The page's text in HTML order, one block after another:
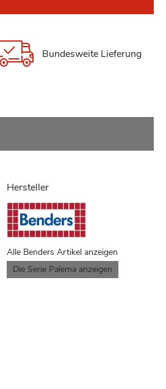
Bundesweite Lieferung
Hersteller
Alle Benders Artikel anzeigen
Die Serie Palema anzeigen